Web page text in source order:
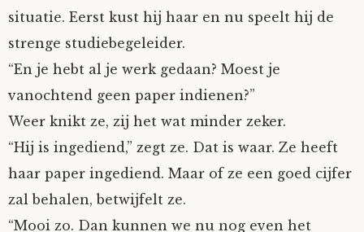
situatie. Eerst kust hij haar en nu speelt hij de
strenge studiebegeleider.
“En je hebt al je werk gedaan? Moest je
vanochtend geen paper indienen?”
Weer knikt ze, zij het wat minder zeker.
“Hij is ingediend,” zegt ze. Dat is waar. Ze heeft
haar paper ingediend. Maar of ze een goed cijfer
zal behalen, betwijfelt ze.
“Mooi zo. Dan kunnen we nu nog even het